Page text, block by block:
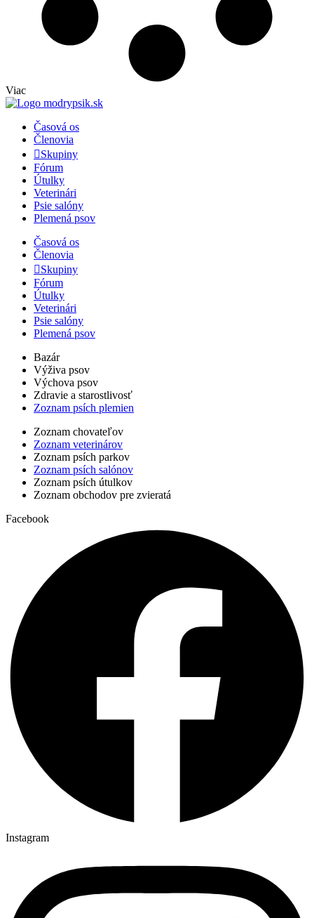
Viac
Časová os
Členovia
Skupiny
Fórum
Útulky
Veterinári
Psie salóny
Plemená psov
Časová os
Členovia
Skupiny
Fórum
Útulky
Veterinári
Psie salóny
Plemená psov
Bazár
Výživa psov
Výchova psov
Zdravie a starostlivosť
Zoznam psích plemien
Zoznam chovateľov
Zoznam veterinárov
Zoznam psích parkov
Zoznam psích salónov
Zoznam psích útulkov
Zoznam obchodov pre zvieratá
Facebook
Instagram